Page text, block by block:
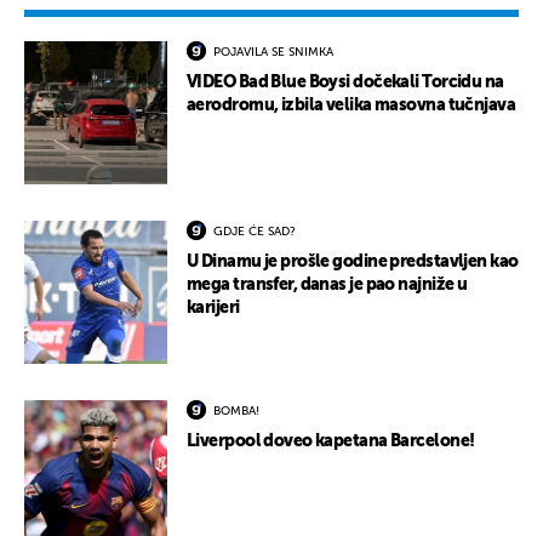
POJAVILA SE SNIMKA
VIDEO Bad Blue Boysi dočekali Torcidu na
aerodromu, izbila velika masovna tučnjava
GDJE ĆE SAD?
U Dinamu je prošle godine predstavljen kao
mega transfer, danas je pao najniže u
karijeri
BOMBA!
Liverpool doveo kapetana Barcelone!